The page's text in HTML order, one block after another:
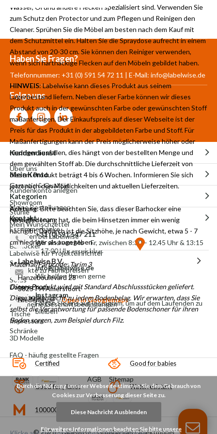
Wasser, Öl und andere Flecken spezialisiert sind. Verwenden Sie
zum Schutz den Protector und zum Pflegen und Reinigen den
Cleaner. Sprühen Sie die Möbel am besten nach dem Kauf mit
dem Schutzmittel ein. Halten Sie die Spraydose aufrecht in einem
Abstand von 20-30 cm. Sie können den Reiniger verwenden,
wenn sich hartnäckige Flecken auf den Möbeln gebildet haben.
HINWEIS: Labelwise kann dieses Produkt aus seinem
Lagerbestand liefern. Neben dieser Farbe können wir dieses
Produkt auch in der gewünschten Farbe oder gewünschten Stoff
maßanfertigen. Der Einkaufspreis auf dieser Webseite ist der
Preis für das Produkt in der abgebildeten Farbe und Stoff. Für
Maßanfertigungen kann der Preis möglicherweise höher oder
niedriger ausfallen, dies hängt von der bestellten Menge und
dem gewählten Stoff ab. Die durchschnittliche Lieferzeit von
diesem Produkt beträgt 4 bis 6 Wochen. Informieren Sie sich
jetzt nach den Möglichkeiten und aktuellen Lieferzeiten.
Achtung: Bitte beachten Sie, dass dieser Barhocker eine
Nosagfederung hat, die beim Hinsetzen immer ein wenig
nachgibt. Dadurch ist die Sitzhöhe, je nach Gewicht, etwa 5 - 7
cm niedriger als angegeben.
Material/Farbcode: Tarim 3
Dieses Produkt wird mit Standard Abschlussstücken geliefert.
Diese passen nicht zu jedem Bodenbelag. Wir erwarten, dass Sie
selbst die Verantwortung für passende Bodenschoner für ihren
Boden sorgen, zum Beispiel durch Filz.
Certified Good for babies
Good for planet Waterresistant
100000
Mehr als 30.000
Produkte auf Lager
700 m²
Showroom
Produkte aus
eigener Produktion
Haben Sie Fragen?
Telefonnummer: +31 (0) 591 54 72 11 | E-Mail: info@labelwise.de
Folge uns
Kundendienst
Über uns
Garantie & Qualität
Showroom
Meet the team
Arbeiten bei Labelwise
Labelwise für Projekteinrichter
Produkte zu Fabrikpreisen
Datenschutz
Allgemeine Geschäftsbedingungen
Impressum
3D Modelle
FAQ - häufig gestellte Fragen
Mein Konto
Kundenkonto anlegen
Meine Bestellungen
Mein Wunschzettel
Kategorien
Stühle
Esszimmerbänke
Barhocker
Sessel
Sofas
Schlafsofas
Tische
Schränke
Kontakt
+31 (0)591 547 211
Wir sind von Mo – Fr, zwischen 8:30 – 12.45 Uhr & 13:15
– 17:00 Uhr erreichbar
info@labelwise.de
Wir helfen Ihnen gerne
Instagram
Folgen Sie uns auf Instagram, um auf dem Laufenden zu
bleiben
Labelwise B.V.
Hanzeboulevard 28
3825 PH Amersfoort
Niederlande
Open in Googlemaps
© 2026 -Labelwise - Großhandel Objektmöbel
AGB Sitemap
Durch die Nutzung unserer Webseite stimmen Sie dem Gebrauch von
Cookies zur Verbesserung dieser Seite zu.
Diese Nachricht Ausblenden
Für weitere Informationen beachten Sie bitte unsere